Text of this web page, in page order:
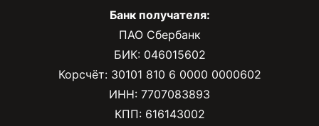
Банк получателя:
ПАО Сбербанк
БИК: 046015602
Корсчёт: 30101 810 6 0000 0000602
ИНН: 7707083893
КПП: 616143002